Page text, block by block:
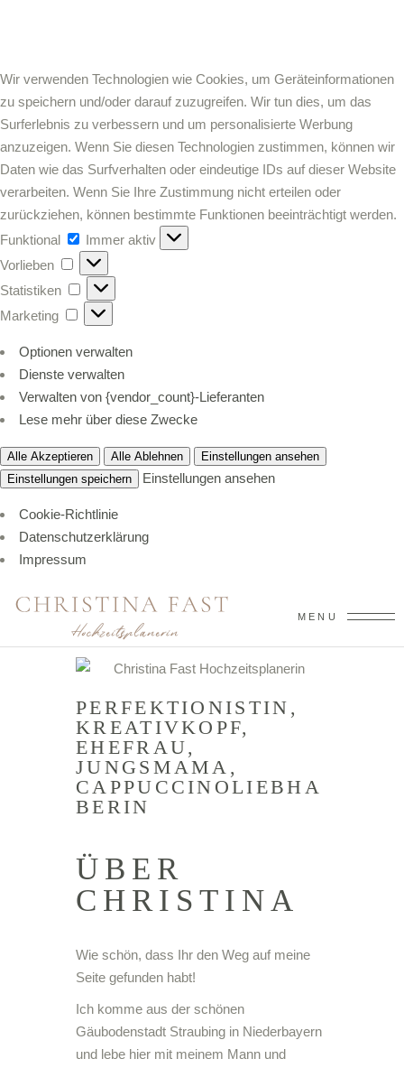
Wir verwenden Technologien wie Cookies, um Geräteinformationen
zu speichern und/oder darauf zuzugreifen. Wir tun dies, um das
Surferlebnis zu verbessern und um personalisierte Werbung
anzuzeigen. Wenn Sie diesen Technologien zustimmen, können wir
Daten wie das Surfverhalten oder eindeutige IDs auf dieser Website
verarbeiten. Wenn Sie Ihre Zustimmung nicht erteilen oder
zurückziehen, können bestimmte Funktionen beeinträchtigt werden.
Funktional
Immer aktiv
Vorlieben
Statistiken
Marketing
Optionen verwalten
Dienste verwalten
Verwalten von {vendor_count}-Lieferanten
Lese mehr über diese Zwecke
Alle Akzeptieren Alle Ablehnen
Einstellungen ansehen
Einstellungen speichern
Einstellungen ansehen
Cookie-Richtlinie
Datenschutzerklärung
Impressum
MENU
PERFEKTIONISTIN,
KREATIVKOPF,
EHEFRAU,
JUNGSMAMA,
CAPPUCCINOLIEBHA
BERIN
ÜBER
CHRISTINA
Wie schön, dass Ihr den Weg auf meine
Seite gefunden habt!
Ich komme aus der schönen
Gäubodenstadt Straubing in Niederbayern
und lebe hier mit meinem Mann und